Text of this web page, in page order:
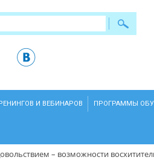
И ВЕБИНАРОВ ПРОГРАММЫ
– возможности